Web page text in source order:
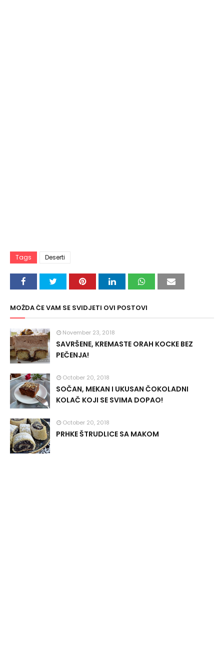
Tags Deserti
MOŽDA ĆE VAM SE SVIDJETI OVI POSTOVI
November 23, 2018
SAVRŠENE, KREMASTE ORAH KOCKE BEZ
PEČENJA!
October 20, 2018
SOČAN, MEKAN I UKUSAN ČOKOLADNI
KOLAČ KOJI SE SVIMA DOPAO!
October 20, 2018
PRHKE ŠTRUDLICE SA MAKOM